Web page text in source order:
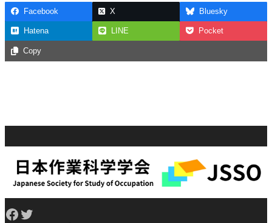
Facebook X Bluesky
Hatena LINE Pocket
Copy
Facebook Twitter